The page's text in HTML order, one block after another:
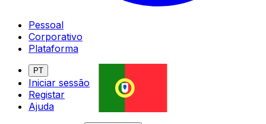
Pessoal
Corporativo
Plataforma
PT
Iniciar sessão
Registar
Ajuda